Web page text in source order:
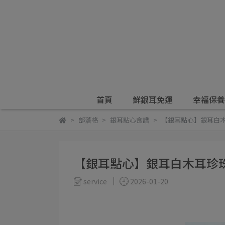
首頁 鮮銀耳免運 幸福保
部落格 銀耳點心食譜 【銀耳點心】銀耳白
【銀耳點心】銀耳白木耳珍
service 2026-01-20